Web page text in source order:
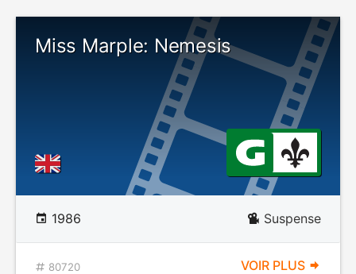
Miss Marple: Nemesis
1986 Suspense
80720 VOIR PLUS